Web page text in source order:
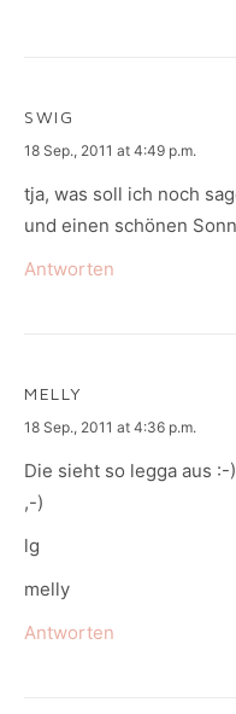
SWIG
says:
18 Sep., 2011 at 4:49 p.m.
tja, was soll ich noch
und einen schönen
Antworten
MELLY
says:
18 Sep., 2011 at 4:36 p.m.
Die sieht so legga aus
,-)
lg
melly
Antworten